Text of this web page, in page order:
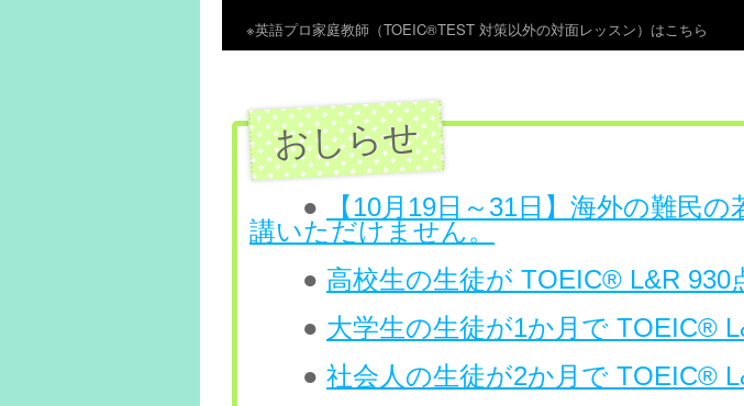
※英語プロ家庭教師（TOEIC®TEST 対策以外の対面レッスン）はこちら
●
【10月19日～31日】海外の難民
講いただけません。
● 高校生の生徒が TOEIC® L&R 930
● 大学生の生徒が1か月で TOEIC®
● 社会人の生徒が2か月で TOEIC®